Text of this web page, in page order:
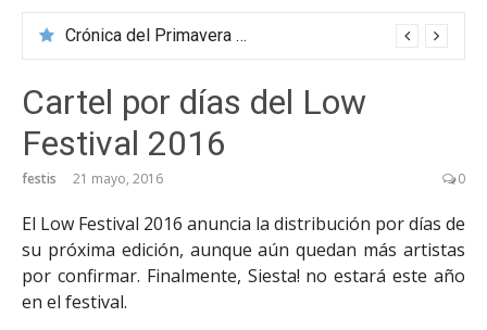
Crónica del Primavera Sound Porto 2026
Cartel por días del Low
Festival 2016
festis 21 mayo, 2016 0
El Low Festival 2016 anuncia la distribución por días de
su próxima edición, aunque aún quedan más artistas
por confirmar. Finalmente, Siesta! no estará este año
en el festival.